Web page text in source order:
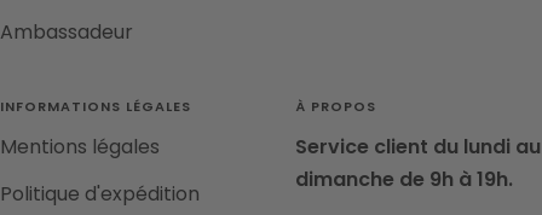
Ambassadeur
INFORMATIONS LÉGALES
Mentions légales
Politique d'expédition
À PROPOS
Service client du lundi au
dimanche de 9h à 19h.